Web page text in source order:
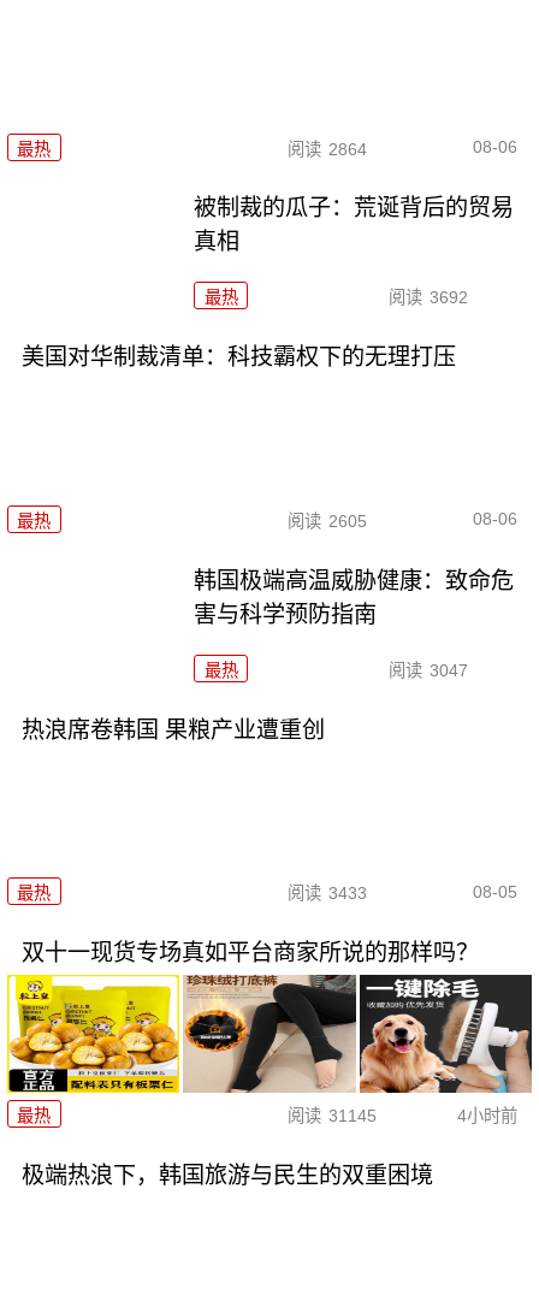
最热 阅读 2864 08-06
被制裁的瓜子：荒诞背后的贸易
真相
最热 阅读 3692
美国对华制裁清单：科技霸权下的无理打压
最热 阅读 2605 08-06
韩国极端高温威胁健康：致命危
害与科学预防指南
最热 阅读 3047
热浪席卷韩国 果粮产业遭重创
最热 阅读 3433 08-05
双十一现货专场真如平台商家所说的那样吗？
最热 阅读 31145 4小时前
极端热浪下，韩国旅游与民生的双重困境